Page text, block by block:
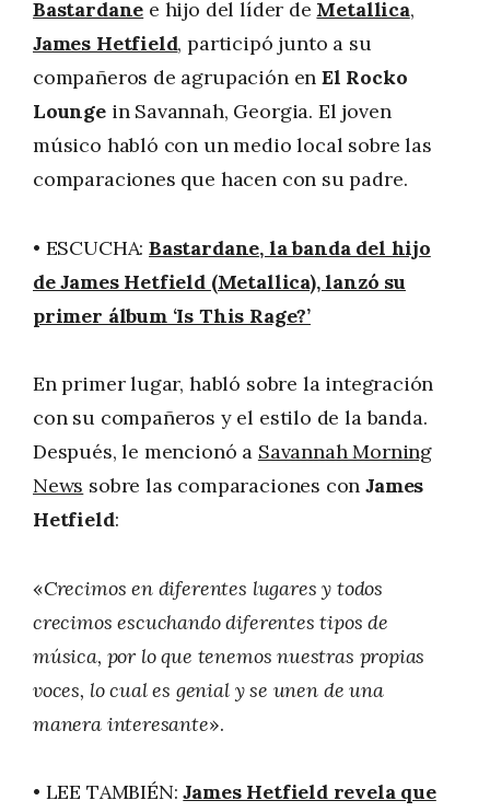
Bastardane e hijo del líder de Metallica,
James Hetfield, participó junto a su
compañeros de agrupación en El Rocko
Loungein Savannah, Georgia. El joven
músico habló con un medio local sobre las
comparaciones que hacen con su padre.
• ESCUCHA:Bastardane, la banda del hijo
de James Hetfield (Metallica), lanzó su
primer álbum ‘Is This Rage?’
En primer lugar, habló sobre la integración
con su compañeros y el estilo de la banda.
Después, le mencionó a Savannah Morning
News sobre las comparaciones conJames
Hetfield:
«Crecimos en diferentes lugares y todos
crecimos escuchando diferentes tipos de
música, por lo que tenemos nuestras propias
voces, lo cual es genial y se unen de una
manera interesante».
• LEE TAMBIÉN:James Hetfield revela que